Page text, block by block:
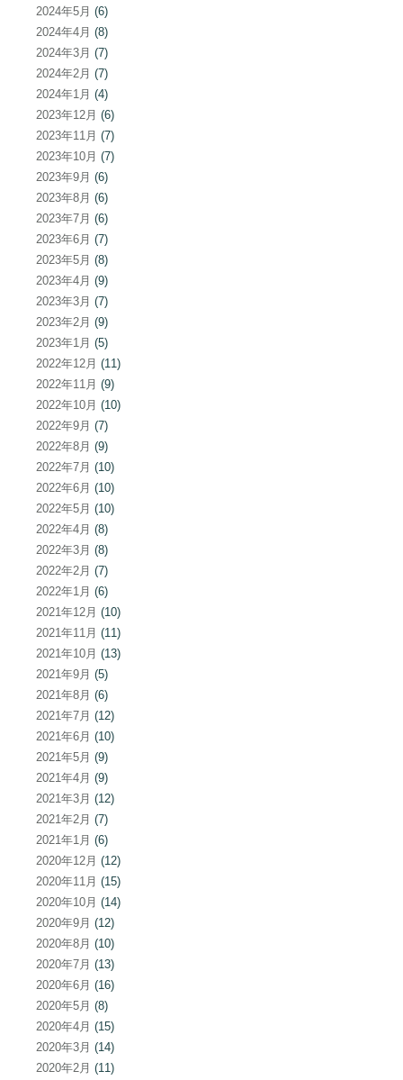
2024年5月 (6)
2024年4月 (8)
2024年3月 (7)
2024年2月 (7)
2024年1月 (4)
2023年12月 (6)
2023年11月 (7)
2023年10月 (7)
2023年9月 (6)
2023年8月 (6)
2023年7月 (6)
2023年6月 (7)
2023年5月 (8)
2023年4月 (9)
2023年3月 (7)
2023年2月 (9)
2023年1月 (5)
2022年12月 (11)
2022年11月 (9)
2022年10月 (10)
2022年9月 (7)
2022年8月 (9)
2022年7月 (10)
2022年6月 (10)
2022年5月 (10)
2022年4月 (8)
2022年3月 (8)
2022年2月 (7)
2022年1月 (6)
2021年12月 (10)
2021年11月 (11)
2021年10月 (13)
2021年9月 (5)
2021年8月 (6)
2021年7月 (12)
2021年6月 (10)
2021年5月 (9)
2021年4月 (9)
2021年3月 (12)
2021年2月 (7)
2021年1月 (6)
2020年12月 (12)
2020年11月 (15)
2020年10月 (14)
2020年9月 (12)
2020年8月 (10)
2020年7月 (13)
2020年6月 (16)
2020年5月 (8)
2020年4月 (15)
2020年3月 (14)
2020年2月 (11)